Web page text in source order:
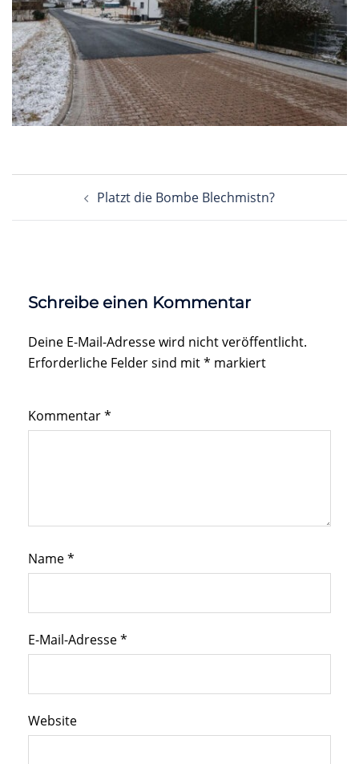
Platzt die Bombe Blechmistn?
Schreibe einen Kommentar
Deine E-Mail-Adresse wird nicht veröffentlicht.
Erforderliche Felder sind mit* markiert
Kommentar*
Name*
E-Mail-Adresse*
Website